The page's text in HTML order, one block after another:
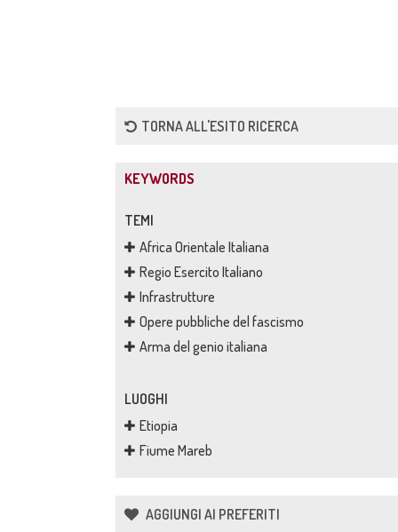
TORNA ALL'ESITO RICERCA
KEYWORDS
TEMI
Africa Orientale Italiana
Regio Esercito Italiano
Infrastrutture
Opere pubbliche del fascismo
Arma del genio italiana
LUOGHI
Etiopia
Fiume Mareb
AGGIUNGI AI PREFERITI